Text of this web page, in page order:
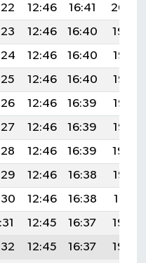
12:46 16:41
20:00
12:46 16:40
19:59
12:46 16:40
19:58
12:46 16:40
19:57
12:46 16:39
19:56
12:46 16:39
19:55
12:46 16:39
19:54
12:46 16:38
19:53
12:46 16:38
19:51
12:45 16:37
19:50
12:45 16:37
19:49